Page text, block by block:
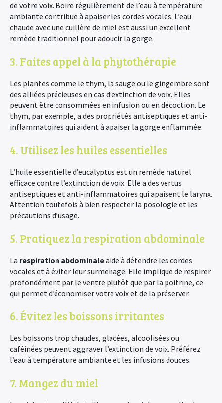
de votre voix. Boire régulièrement de l’eau à température
ambiante contribue à apaiser les cordes vocales. L’eau
chaude avec une cuillère de miel est aussi un excellent
remède traditionnel pour adoucir la gorge.
3. Faites appel à la phytothérapie
Les plantes comme le thym, la sauge ou le gingembre sont
des alliées précieuses en cas d’extinction de voix. Elles
peuvent être consommées en infusion ou en décoction. Le
thym, par exemple, a des propriétés antiseptiques et anti-
inflammatoires qui aident à apaiser la gorge enflammée.
4. Utilisez les huiles essentielles
L’huile essentielle d’eucalyptus est un remède naturel
efficace contre l’extinction de voix. Elle a des vertus
antiseptiques et anti-inflammatoires qui apaisent le larynx.
Attention toutefois à bien respecter la posologie et les
précautions d’usage.
5. Pratiquez la respiration abdominale
La respiration abdominaleaide à détendre les cordes
vocales et à éviter leur surmenage. Elle implique de respirer
profondément par le ventre plutôt que par la poitrine, ce
qui permet d’économiser votre voix et de la préserver.
6. Évitez les boissons irritantes
Les boissons trop chaudes, glacées, alcoolisées ou
caféinées peuvent aggraver l’extinction de voix. Préférez
l’eau à température ambiante et les infusions douces.
7. Mangez du miel